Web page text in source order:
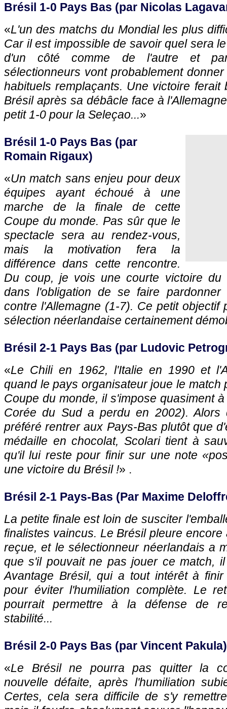
Brésil 1-0 Pays Bas (par Nicolas
«L'un des matchs du Mondial les plus
Car il est impossible de savoir quel sera
d'un côté comme de l'autre et
sélectionneurs vont probablement
habituels remplaçants. Une victoire ferait
Brésil après sa débâcle face à
petit 1-0 pour la Seleçao...»
Brésil 1-0 Pays Bas (par
Romain Rigaux)
«Un match sans enjeu pour deux
équipes ayant échoué à une
marche de la finale de cette
Coupe du monde. Pas sûr que le
spectacle sera au rendez-vous,
mais la motivation fera la
différence dans cette rencontre.
Du coup, je vois une courte victoire du
dans l'obligation de se faire
contre l'Allemagne (1-7). Ce petit objectif
sélection néerlandaise certainement
Brésil 2-1 Pays Bas (par Ludovic
«Le Chili en 1962, l'Italie en 1990 et
quand le pays organisateur joue le match
Coupe du monde, il s'impose quasiment
Corée du Sud a perdu en 2002). Alors
préféré rentrer aux Pays-Bas plutôt que
médaille en chocolat, Scolari tient à
qu'il lui reste pour finir sur une note
une victoire du Brésil !» .
Brésil 2-1 Pays-Bas (Par Maxime
La petite finale est loin de susciter
finalistes vaincus. Le Brésil pleure
reçue, et le sélectionneur néerlandais a
que s'il pouvait ne pas jouer ce match,
Avantage Brésil, qui a tout intérêt à
pour éviter l'humiliation complète. Le
pourrait permettre à la défense de
stabilité...
Brésil 2-0 Pays Bas (par Vincent Pakula)
«Le Brésil ne pourra pas quitter la
nouvelle défaite, après l'humiliation
Certes, cela sera difficile de s'y